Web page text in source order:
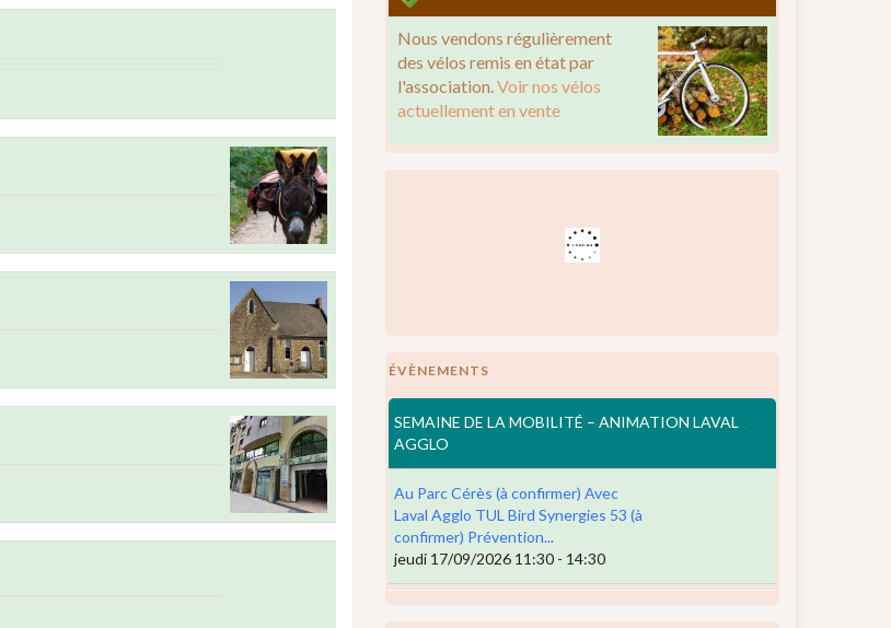
Nous vendons régulièrement
des vélos remis en état par
l'association.Voir nos vélos
actuellement en vente
ÉVÈNEMENTS
SEMAINE DE LA MOBILITÉ – ANIMATION LAVAL
AGGLO
Au Parc Cérès (à confirmer) Avec
Laval Agglo TUL Bird Synergies 53 (à
confirmer) Prévention...
jeudi 17/09/2026 11:30 - 14:30